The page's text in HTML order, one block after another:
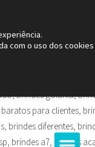
com o uso dos